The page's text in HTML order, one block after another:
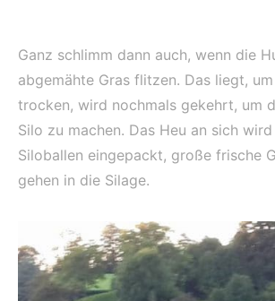
Ganz schlimm dann auch, wenn die
abgemähte Gras flitzen. Das liegt,
trocken, wird nochmals gekehrt, um
Silo zu machen. Das Heu an sich
Siloballen eingepackt, große frische
gehen in die Silage.